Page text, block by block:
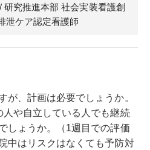
究推進本部 社会実装看護創
泄ケア認定看護師
が、計画は必要でしょうか。
人や自立している人でも継続
しょうか。（1週目での評価
中はリスクはなくても予防対